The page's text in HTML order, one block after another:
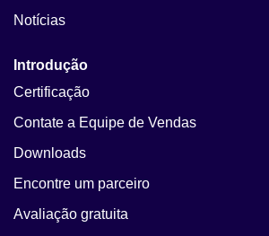
Notícias
Introdução
Certificação
Contate a Equipe de Vendas
Downloads
Encontre um parceiro
Avaliação gratuita